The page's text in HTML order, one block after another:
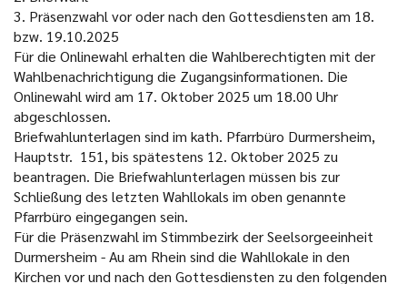
3. Präsenzwahl vor oder nach den Gottesdiensten am 18.
bzw. 19.10.2025
Für die Onlinewahl erhalten die Wahlberechtigten mit der
Wahlbenachrichtigung die Zugangsinformationen. Die
Onlinewahl wird am 17. Oktober 2025 um 18.00 Uhr
abgeschlossen.
Briefwahlunterlagen sind im kath. Pfarrbüro Durmersheim,
Hauptstr. 151, bis spätestens 12. Oktober 2025 zu
beantragen. Die Briefwahlunterlagen müssen bis zur
Schließung des letzten Wahllokals im oben genannte
Pfarrbüro eingegangen sein.
Für die Präsenzwahl im Stimmbezirk der Seelsorgeeinheit
Durmersheim - Au am Rhein sind die Wahllokale in den
Kirchen vor und nach den Gottesdiensten zu den folgenden